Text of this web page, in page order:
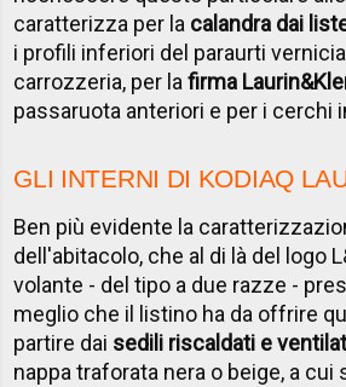
caratterizza per la calandra dai
i profili inferiori del paraurti
carrozzeria, per lafirma
passaruota anteriori e per i cerchi
GLI INTERNI DI KODIAQ
Ben più evidente la
dell'abitacolo, che al di là del logo
volante - del tipo a due razze -
meglio che il listino ha da offrire
partire dai sedili riscaldati e
nappa traforata nera o beige, a cui